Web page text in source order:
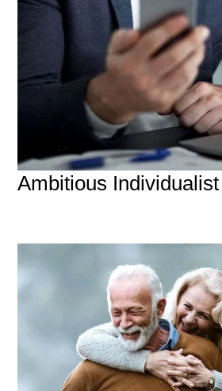
Ambitious Individualist